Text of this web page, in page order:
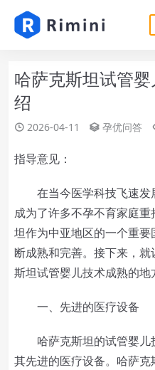
哈萨克斯坦试管
绍
2026-04-11 孕优问答
指导意见：
在当今医学科技飞速发
成为了许多不孕不育家庭
坦作为中亚地区的一个重
断成熟和完善。接下来，
斯坦试管婴儿技术成熟的地
一、先进的医疗设备
哈萨克斯坦的试管婴儿
其先进的医疗设备。哈萨